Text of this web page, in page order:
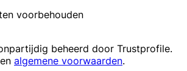
voorbehouden
beheerd door Trustprofile.
en algemene voorwaarden.